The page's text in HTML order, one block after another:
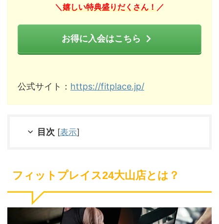
＼ 嬉しい特典盛りだくさん！ ／
お得に入会はこちら
公式サイト： https://fitplace.jp/
目次 [表示]
フィットプレイス24大山店とは？